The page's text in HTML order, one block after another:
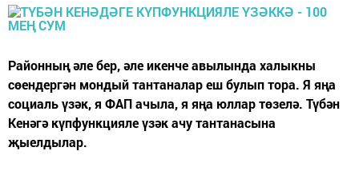
Районның әле бер, әле икенче авылында халыкны
сөендергән мондый тантаналар еш булып тора. Я яңа
социаль үзәк, я ФАП ачыла, я яңа юллар төзелә. Түбән
Кенәгә күпфункцияле үзәк ачу тантанасына
җыелдылар.